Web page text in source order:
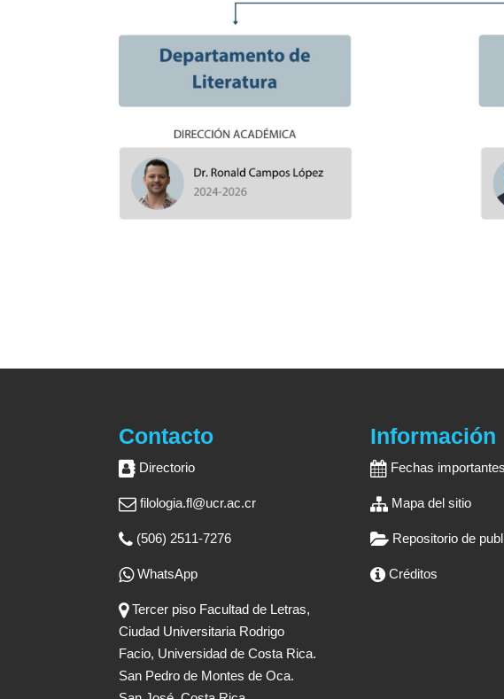
Contacto
Directorio
filologia.fl@ucr.ac.cr
(506) 2511-7276
WhatsApp
Tercer piso Facultad de Letras,
Ciudad Universitaria Rodrigo
Facio, Universidad de Costa Rica.
San Pedro de Montes de Oca.
Información
Fechas importantes
Mapa del sitio
Repositorio de
Créditos